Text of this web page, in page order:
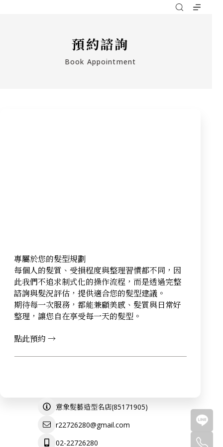
預約諮詢
Book Appointment
專屬於您的髮型規劃
每個人的髮質、受損程度與整理習慣都不同，因
此我們不追求制式化的操作流程，而是透過完整
諮詢與髮況評估，提供適合您的髮型建議。
期待每一次服務，都能兼顧美感、髮質與日常好
整理，讓您自在享受每一天的髮型。
點此預約 →
意象髮藝造型名店(85171905)
r22726280@gmail.com
02-22726280